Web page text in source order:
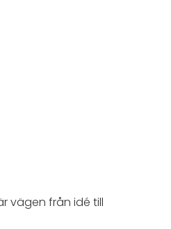
vägen från idé till